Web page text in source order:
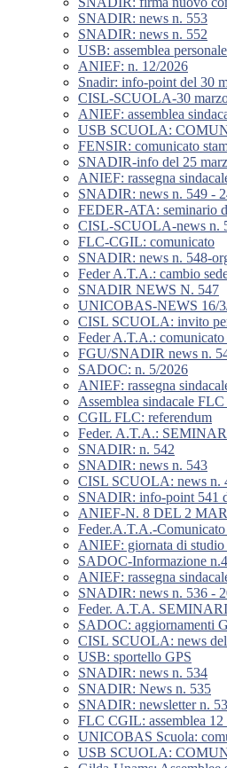
SNADIR: news n. 553
SNADIR: news n. 552
USB: assemblea
ANIEF: n. 12/2026
Snadir: info-point del 30
CISL-SCUOLA-30
ANIEF: assemblea
USB SCUOLA:
FENSIR: comunicato
SNADIR-info del 25
ANIEF: rassegna
SNADIR: news n. 549 -
FEDER-ATA: seminario
CISL-SCUOLA-news n.
FLC-CGIL: comunicato
SNADIR: news n. 548-
Feder A.T.A.: cambio
SNADIR NEWS N. 547
UNICOBAS-NEWS 16/
CISL SCUOLA: invito
Feder A.T.A.: comunicato
FGU/SNADIR news n.
SADOC: n. 5/2026
ANIEF: rassegna
Assemblea sindacale
CGIL FLC: referendum
Feder. A.T.A.:
SNADIR: n. 542
SNADIR: news n. 543
CISL SCUOLA: news n.
SNADIR: info-point 541
ANIEF-N. 8 DEL 2
Feder.A.T.A.-
ANIEF: giornata di
SADOC-Informazione
ANIEF: rassegna
SNADIR: news n. 536 -
Feder. A.T.A.
SADOC: aggiornamenti
CISL SCUOLA: news
USB: sportello GPS
SNADIR: news n. 534
SNADIR: News n. 535
SNADIR: newsletter n.
FLC CGIL: assemblea 12
UNICOBAS Scuola:
USB SCUOLA: